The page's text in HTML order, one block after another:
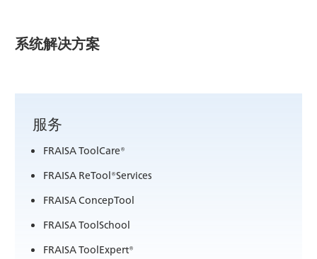
系统解决方案
服务
FRAISA ToolCare®
FRAISA ReTool®Services
FRAISA ConcepTool
FRAISA ToolSchool
FRAISA ToolExpert®